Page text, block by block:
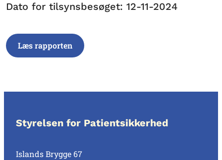
Dato for tilsynsbesøget: 12-11-2024
Læs rapporten
Styrelsen for Patientsikkerhed
Islands Brygge 67